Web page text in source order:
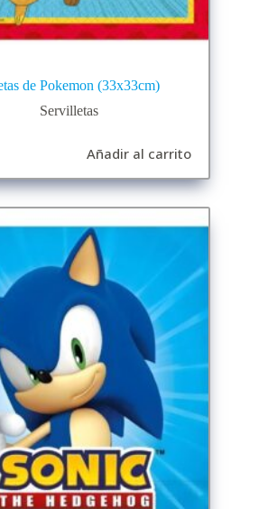
de Pokemon (33x33cm)
Servilletas
Añadir al carrito